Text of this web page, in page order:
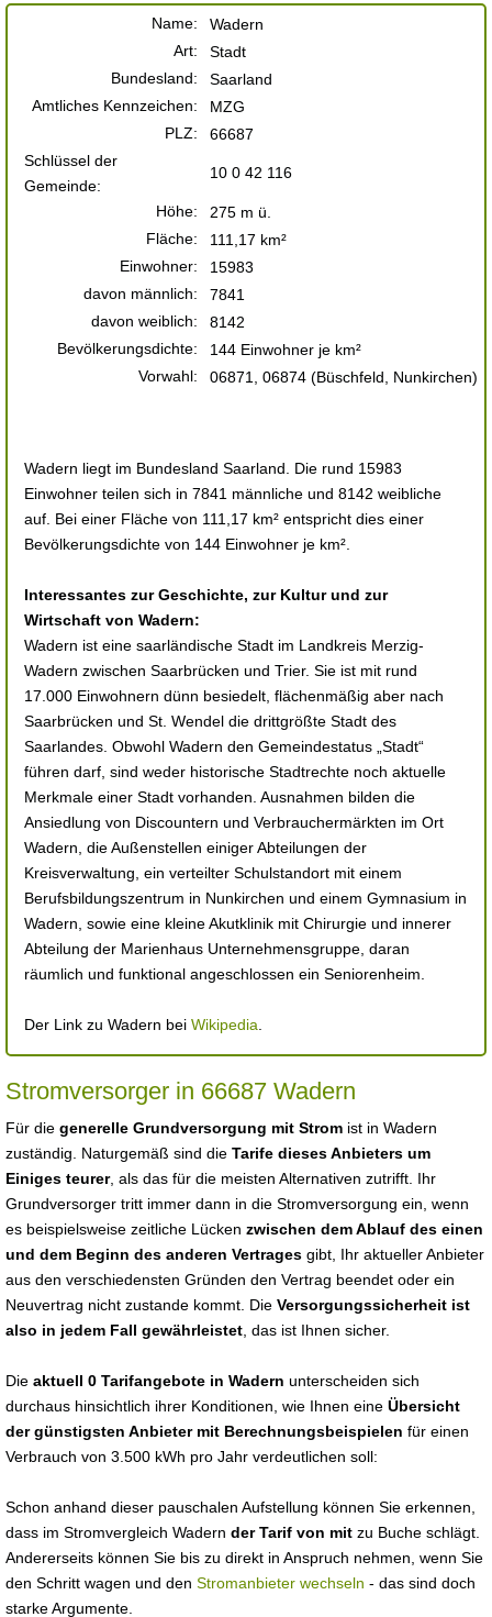
Name:
Wadern
Art:
Stadt
Bundesland:
Saarland
Amtliches Kennzeichen:
MZG
PLZ:
66687
Schlüssel der
Gemeinde:
10 0 42 116
Höhe:
275 m ü.
Fläche:
111,17 km²
Einwohner:
15983
davon männlich:
7841
davon weiblich:
8142
Bevölkerungsdichte:
144 Einwohner je km²
Vorwahl:
06871, 06874 (Büschfeld, Nunkirchen)
Wadern liegt im Bundesland Saarland. Die rund 15983
Einwohner teilen sich in 7841 männliche und 8142 weibliche
auf. Bei einer Fläche von 111,17 km² entspricht dies einer
Bevölkerungsdichte von 144 Einwohner je km².
Interessantes zur Geschichte, zur Kultur und zur
Wirtschaft von Wadern:
Wadern ist eine saarländische Stadt im Landkreis Merzig-
Wadern zwischen Saarbrücken und Trier. Sie ist mit rund
17.000 Einwohnern dünn besiedelt, flächenmäßig aber nach
Saarbrücken und St. Wendel die drittgrößte Stadt des
Saarlandes. Obwohl Wadern den Gemeindestatus „Stadt“
führen darf, sind weder historische Stadtrechte noch aktuelle
Merkmale einer Stadt vorhanden. Ausnahmen bilden die
Ansiedlung von Discountern und Verbrauchermärkten im Ort
Wadern, die Außenstellen einiger Abteilungen der
Kreisverwaltung, ein verteilter Schulstandort mit einem
Berufsbildungszentrum in Nunkirchen und einem Gymnasium in
Wadern, sowie eine kleine Akutklinik mit Chirurgie und innerer
Abteilung der Marienhaus Unternehmensgruppe, daran
räumlich und funktional angeschlossen ein Seniorenheim.
Der Link zu Wadern bei Wikipedia
Stromversorger in 66687 Wadern
Für die generelle Grundversorgung mit Strom ist in Wadern
zuständig. Naturgemäß sind die Tarife dieses Anbieters um
Einiges teurer, als das für die meisten Alternativen zutrifft. Ihr
Grundversorger tritt immer dann in die Stromversorgung ein, wenn
es beispielsweise zeitliche Lücken zwischen dem Ablauf des einen
und dem Beginn des anderen Vertrages gibt, Ihr aktueller Anbieter
aus den verschiedensten Gründen den Vertrag beendet oder ein
Neuvertrag nicht zustande kommt. Die Versorgungssicherheit ist
also in jedem Fall gewährleistet , das ist Ihnen sicher.
Die aktuell 0 Tarifangebote in Wadern unterscheiden sich
durchaus hinsichtlich ihrer Konditionen, wie Ihnen eine Übersicht
der günstigsten Anbieter mit Berechnungsbeispielen für einen
Verbrauch von 3.500 kWh pro Jahr verdeutlichen soll:
Schon anhand dieser pauschalen Aufstellung können Sie erkennen,
dass im Stromvergleich Wadern der Tarif von mit zu Buche schlägt.
Andererseits können Sie bis zu direkt in Anspruch nehmen, wenn Sie
den Schritt wagen und den Stromanbieter wechseln - das sind doch
starke Argumente.